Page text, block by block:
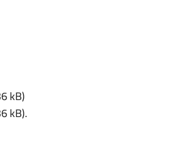
kB)
kB).